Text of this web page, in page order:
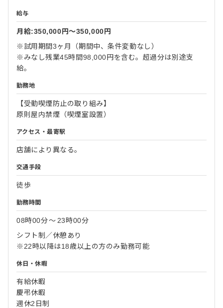
給与
月給:350,000円〜350,000円
※試用期間3ヶ月（期間中、条件変動なし）
※みなし残業45時間98,000円を含む。超過分は別途支
給。
勤務地
【受動喫煙防止の取り組み】
原則屋内禁煙（喫煙室設置）
アクセス・最寄駅
店舗により異なる。
交通手段
徒歩
勤務時間
08時00分〜 23時00分
シフト制／休憩あり
※22時以降は18歳以上の方のみ勤務可能
休日・休暇
有給休暇
慶弔休暇
週休2日制